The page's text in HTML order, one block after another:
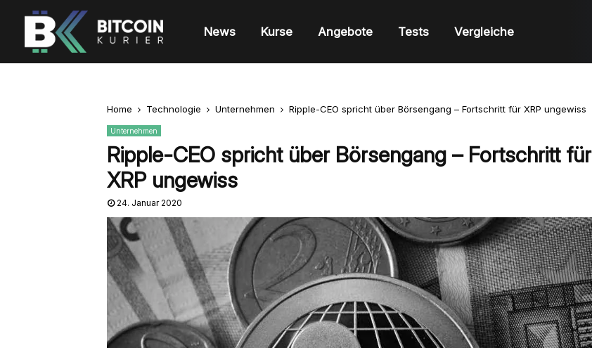
News Kurse Angebote Tests Vergleiche
Home Technologie Unternehmen Ripple-CEO spricht über Börsengang – Fortschritt für XRP ungewiss
Unternehmen
Ripple-CEO spricht über Börsengang – Fortschritt für
XRP ungewiss
24. Januar 2020